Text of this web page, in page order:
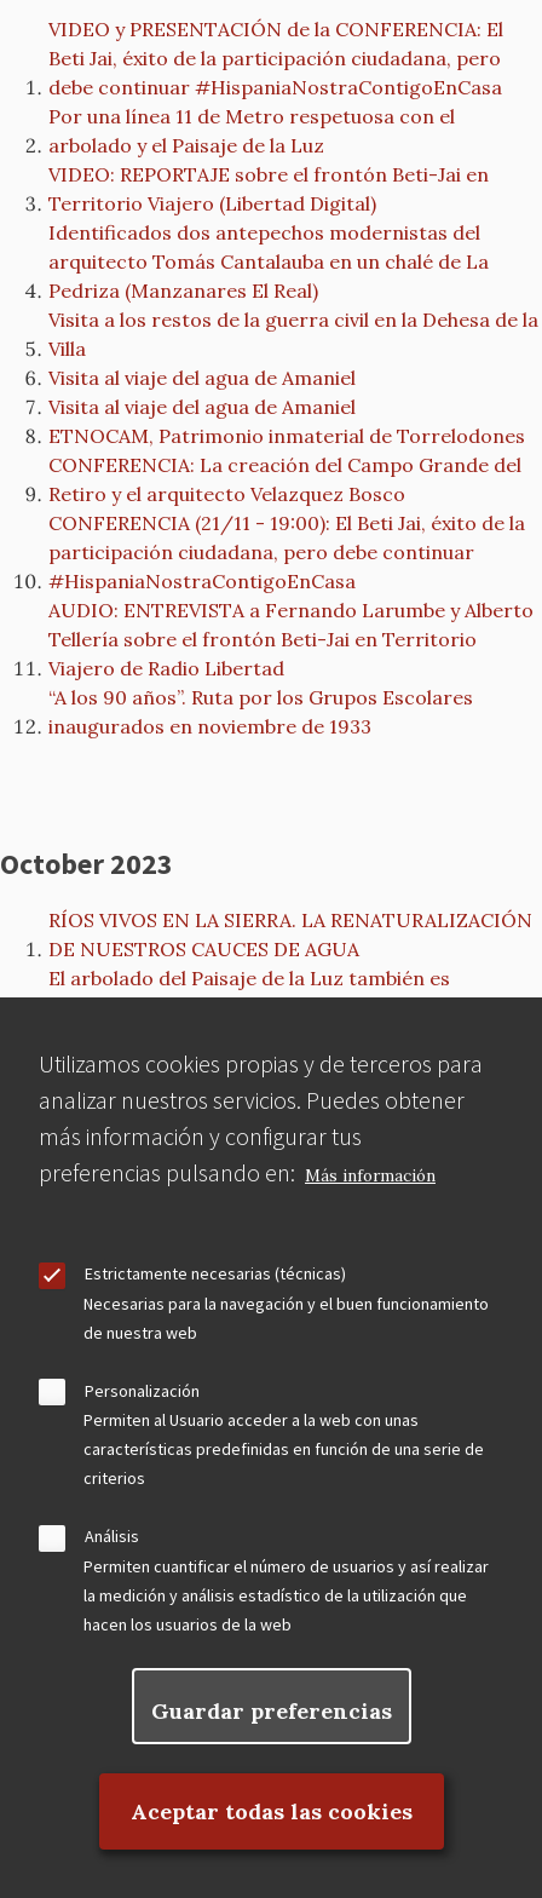
Utilizamos cookies propias y de terceros para
analizar nuestros servicios. Puedes obtener
más información y configurar tus
preferencias pulsando en: Más información
Estrictamente necesarias (técnicas)
Necesarias para la navegación y el buen funcionamiento
de nuestra web
Personalización
Permiten al Usuario acceder a la web con unas
características predefinidas en función de una serie de
criterios
Análisis
Permiten cuantificar el número de usuarios y así realizar
la medición y análisis estadístico de la utilización que
hacen los usuarios de la web
Guardar preferencias
Aceptar todas las cookies
VIDEO y PRESENTACIÓN de la CONFERENCIA: El
Beti Jai, éxito de la participación ciudadana, pero
debe continuar #HispaniaNostraContigoEnCasa
Por una línea 11 de Metro respetuosa con el
arbolado y el Paisaje de la Luz
VIDEO: REPORTAJE sobre el frontón Beti-Jai en
Territorio Viajero (Libertad Digital)
Identificados dos antepechos modernistas del
arquitecto Tomás Cantalauba en un chalé de La
Pedriza (Manzanares El Real)
Visita a los restos de la guerra civil en la Dehesa de la
Villa
Visita al viaje del agua de Amaniel
Visita al viaje del agua de Amaniel
ETNOCAM, Patrimonio inmaterial de Torrelodones
CONFERENCIA: La creación del Campo Grande del
Retiro y el arquitecto Velazquez Bosco
CONFERENCIA (21/11 - 19:00): El Beti Jai, éxito de la
participación ciudadana, pero debe continuar
#HispaniaNostraContigoEnCasa
AUDIO: ENTREVISTA a Fernando Larumbe y Alberto
Tellería sobre el frontón Beti-Jai en Territorio
Viajero de Radio Libertad
“A los 90 años”. Ruta por los Grupos Escolares
inaugurados en noviembre de 1933
October 2023
RÍOS VIVOS EN LA SIERRA. LA RENATURALIZACIÓN
DE NUESTROS CAUCES DE AGUA
El arbolado del Paisaje de la Luz también es
contencioso administrativo contra el nuevo Plan
Especial para el Frontón Beti-Jai
El boletín de la Escuela de Arquitectura de Toledo
reflexiona sobre la reforma de Torres Blancas
MCyP alega contra el Plan Especial de Protección de
Blancas’, el prolegómeno de una muerte anunciada.
CONFERENCIA La obra de Antonio Palacios
September 2023
El Frontón Beti-Jai abrirá visitas al público en 2024
La Dirección General de Patrimonio Cultural de la
Comunidad de Madrid declarará Bien de Interés
Cultural la antigua Fábrica CLESA
Un tramo de los Jardines de las Vistillas en peligro
LOCALIZADAS TRES BARANDILLAS ORIGINALES
DEL HOTEL FLORIDA DE ANTONIO PALACIOS
August 2023